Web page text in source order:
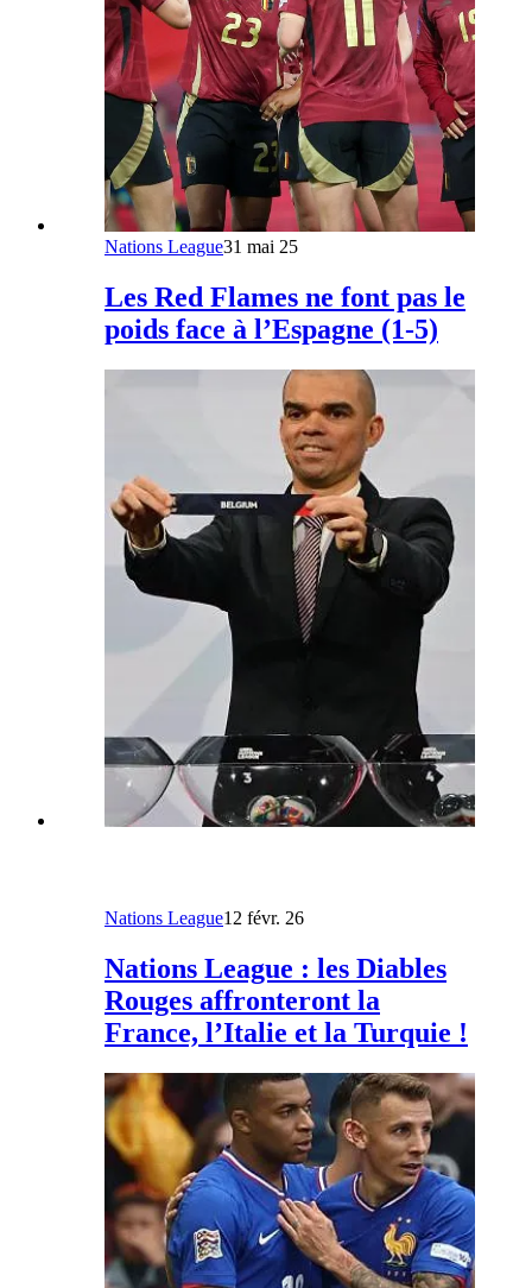
Nations League31 mai 25
Les Red Flames ne font pas le
poids face à l’Espagne (1-5)
Nations League12 févr. 26
Nations League : les Diables
Rouges affronteront la
France, l’Italie et la Turquie !